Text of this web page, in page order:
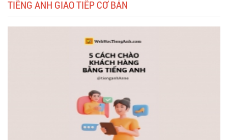
TIẾNG ANH GIAO TIẾP CƠ BẢN